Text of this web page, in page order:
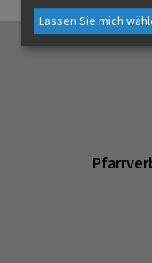
Lassen Sie mich